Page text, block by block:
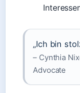
„Ich bin
– Cynthia
Advocate